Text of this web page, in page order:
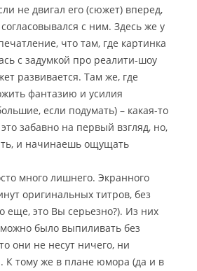
не двигал его (сюжет) вперед,
с ним. Здесь же у
что там, где картинка
с задумкой про реалити-шоу
развивается. Там же, где
фантазию и усилия
если подумать) – какая-то
забавно на первый взгляд, но,
и начинаешь ощущать
много лишнего. Экранного
оригинальных титров, без
еще, это Вы серьезно?). Из них
было выпиливать без
они не несут ничего, ни
тому же в плане юмора (да и в